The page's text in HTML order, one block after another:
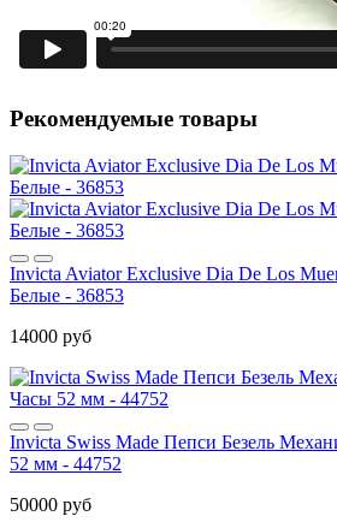
Рекомендуемые товары
Invicta Aviator Exclusive Dia De Los
Белые - 36853
14000 руб
Invicta Swiss Made Пепси Безель
52 мм - 44752
50000 руб